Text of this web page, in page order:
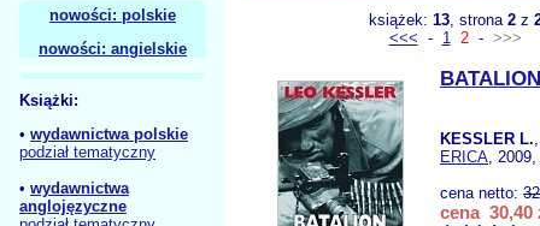
nowości: polskie
nowości: angielskie
Książki:
• wydawnictwa polskie
podział tematyczny
• wydawnictwa
anglojęzyczne
książek: 13, strona 2z
<<< - 1 2- >>>
KESSLER L.
ERICA,
cena netto:
cena 30,40